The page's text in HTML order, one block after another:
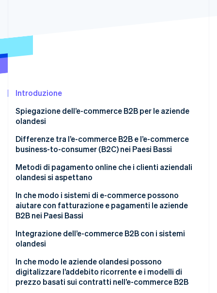
Costituzione di start-up
Identity
Scopri come Stripe sta costruendo l'infrastruttura
Guarda ora
Introduzione
Spiegazione dell’e-commerce B2B per le aziende
olandesi
Differenze tra l’e-commerce B2B e l’e-commerce
business-to-consumer (B2C) nei Paesi Bassi
Metodi di pagamento online che i clienti aziendali
olandesi si aspettano
In che modo i sistemi di e-commerce possono
aiutare con fatturazione e pagamenti le aziende
B2B nei Paesi Bassi
Integrazione dell’e-commerce B2B con i sistemi
olandesi
In che modo le aziende olandesi possono
digitalizzare l’addebito ricorrente e i modelli di
prezzo basati sui contratti nell’e-commerce B2B